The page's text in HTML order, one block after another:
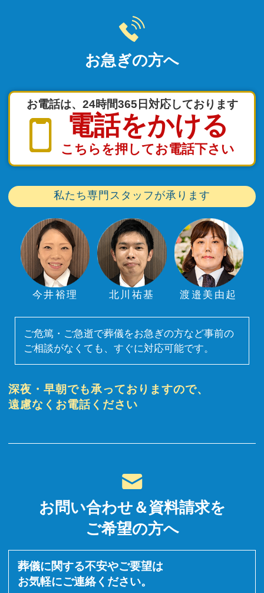
お急ぎの方へ
お電話は、24時間365日対応しております
電話をかける
こちらを押してお電話下さい
私たち専門スタッフが承ります
今井裕理 北川祐基 渡邉美由起
ご危篤・ご急逝で葬儀をお急ぎの方など事前の
ご相談がなくても、すぐに対応可能です。
深夜・早朝でも承っておりますので、
遠慮なくお電話ください
お問い合わせ＆資料請求を
ご希望の方へ
葬儀に関する不安やご要望は
お気軽にご連絡ください。